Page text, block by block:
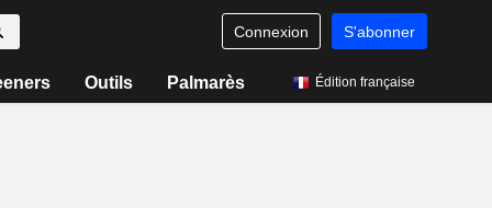
Connexion S'abonner
Outils Palmarès Édition française